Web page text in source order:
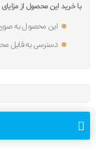
با خرید این محصول از
این محصول به
دسترسی به فایل